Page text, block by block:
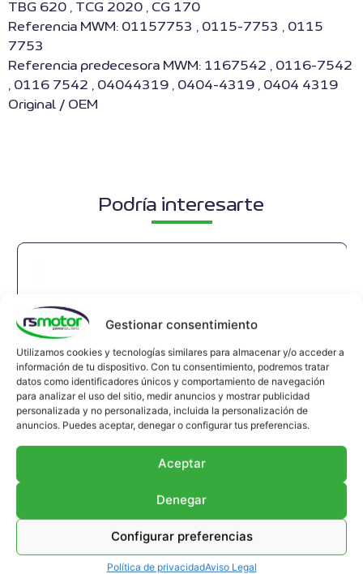
Gestionar consentimiento
Utilizamos cookies y tecnologías similares para almacenar y/o acceder a
información de tu dispositivo. Con tu consentimiento, podremos tratar
datos como identificadores únicos y comportamiento de navegación
para analizar el uso del sitio, medir anuncios y mostrar publicidad
personalizada y no personalizada, incluida la personalización de
anuncios. Puedes aceptar, denegar o configurar tus preferencias.
Aceptar
Denegar
Configurar preferencias
Política de privacidadAviso Legal
TBG 620 , TCG 2020 , CG 170
Referencia MWM: 01157753 , 0115-7753 , 0115
7753
Referencia predecesora MWM: 1167542 , 0116-7542
, 0116 7542 , 04044319 , 0404-4319 , 0404 4319
Original / OEM
Podría interesarte
Junta de Expansión MWM RS-